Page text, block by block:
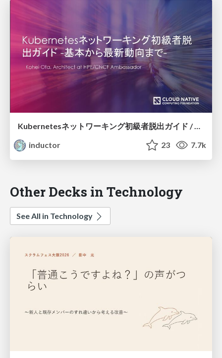
Kubernetesネットワーキング初級者脱出ガイド / Kubernetes networking beginner's guide
inductor
23 7.7k
Other Decks in Technology
See All in Technology